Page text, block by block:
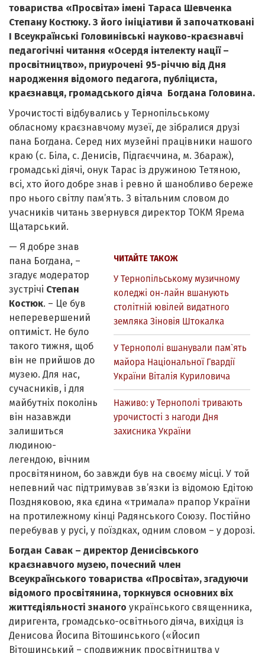
товариства «Просвіта» імені Тараса Шевченка
Степану Костюку. З його ініціативи й започатковані
І Всеукраїнські Головинівські науково-краєзнавчі
педагогічні читання «Осердя інтелекту нації –
просвітництво», приурочені 95-річчю від Дня
народження відомого педагога, публіциста,
краєзнавця, громадського діяча Богдана Головина.
Урочистості відбувались у Тернопільському
обласному краєзнавчому музеї, де зібралися друзі
пана Богдана. Серед них музейні працівники нашого
краю (с. Біла, с. Денисів, Підгаєччина, м. Збараж),
громадські діячі, онук Тарас із дружиною Тетяною,
всі, хто його добре знав і ревно й шанобливо береже
про нього світлу пам’ять. З вітальним словом до
учасників читань звернувся директор ТОКМ Ярема
Щатарський.
ЧИТАЙТЕ ТАКОЖ
У Тернопільському музичному
коледжі он-лайн вшанують
столітній ювілей видатного
земляка Зіновія Штокалка
У Тернополі вшанували пам`ять
майора Національної Гвардії
України Віталія Куриловича
Наживо: у Тернополі тривають
урочистості з нагоди Дня
захисника України
— Я добре знав
пана Богдана, –
згадує модератор
зустрічі Степан
Костюк. – Це був
неперевершений
оптиміст. Не було
такого тижня, щоб
він не прийшов до
музею. Для нас,
сучасників, і для
майбутніх поколінь
він назавжди
залишиться
людиною-
легендою, вічним
просвітянином, бо завжди був на своєму місці. У той
непевний час підтримував зв’язки із відомою Едітою
Поздняковою, яка єдина «тримала» прапор України
на протилежному кінці Радянського Союзу. Постійно
перебував у русі, у поїздках, одним словом – у дорозі.
Богдан Савак – директор Денисівського
краєзнавчого музею, почесний член
Всеукраїнського товариства «Просвіта», згадуючи
відомого просвітянина, торкнувся основних віх
життєдіяльності знаного українського священника,
диригента, громадсько-освітнього діяча, вихідця із
Денисова Йосипа Вітошинського («Йосип
Вітошинський – сподвижник просвітництва у